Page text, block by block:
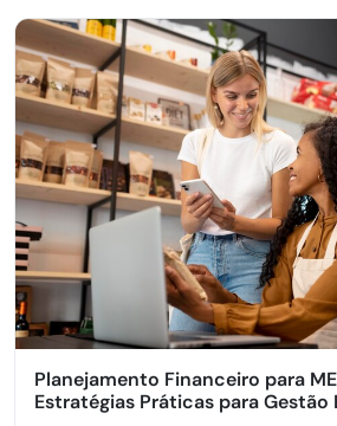
Planejamento Financeiro para
Estratégias Práticas para Gestão